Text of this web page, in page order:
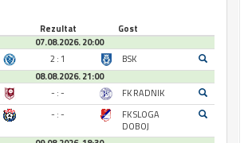
Rezultat
Gost
07.08.2026. 20:00
2 : 1
BSK
08.08.2026. 21:00
- : -
FK RADNIK
- : -
FK SLOGA
DOBOJ